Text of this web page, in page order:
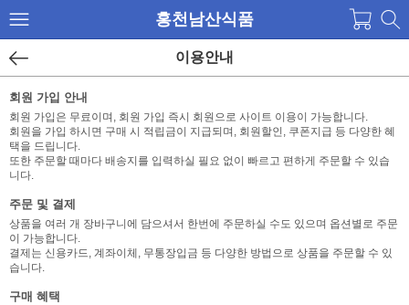
홍천남산식품
이용안내
회원 가입 안내
회원 가입은 무료이며, 회원 가입 즉시 회원으로 사이트 이용이 가능합니다.
회원을 가입 하시면 구매 시 적립금이 지급되며, 회원할인, 쿠폰지급 등 다양한 혜
택을 드립니다.
또한 주문할 때마다 배송지를 입력하실 필요 없이 빠르고 편하게 주문할 수 있습
니다.
주문 및 결제
상품을 여러 개 장바구니에 담으셔서 한번에 주문하실 수도 있으며 옵션별로 주문
이 가능합니다.
결제는 신용카드, 계좌이체, 무통장입금 등 다양한 방법으로 상품을 주문할 수 있
습니다.
구매 혜택